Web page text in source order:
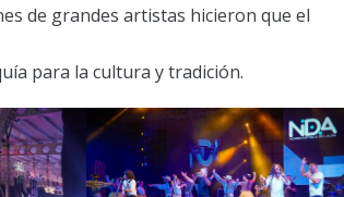
de grandes artistas hicieron que el
para la cultura y tradición.